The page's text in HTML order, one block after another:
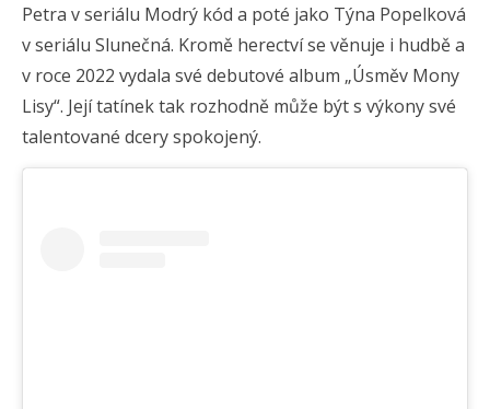
Petra v seriálu Modrý kód a poté jako Týna Popelková
v seriálu Slunečná. Kromě herectví se věnuje i hudbě a
v roce 2022 vydala své debutové album „Úsměv Mony
Lisy“. Její tatínek tak rozhodně může být s výkony své
talentované dcery spokojený.